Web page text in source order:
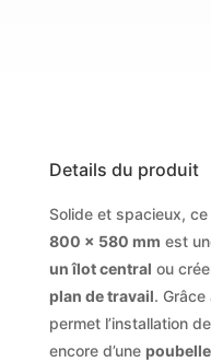
Details du produit
Solide et spacieux, ce
800 × 580 mm est
un îlot central ou
plan de travail. Grâce
permet l’installation
encore d’une